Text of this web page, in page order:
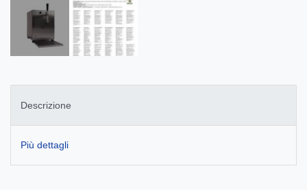
Descrizione
Più dettagli